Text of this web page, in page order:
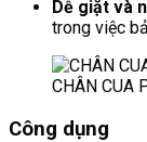
Dễ giặt và
trong việc
CHÂN CUA
Công dụng